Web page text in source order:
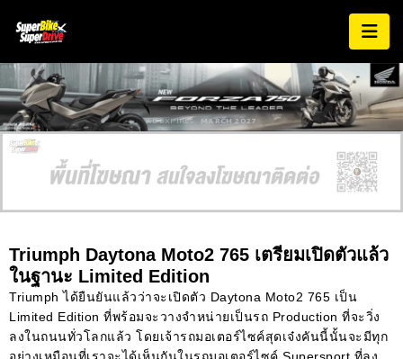
AD EXPIRES: MARCH 2027
Triumph Daytona Moto2 765 เตรียมเปิดตัวแล้ว
ในฐานะ Limited Edition
Triumph ได้ยืนยันแล้วว่าจะเปิดตัว Daytona Moto2 765 เป็น
Limited Edition ที่พร้อมจะวางจำหน่ายเป็นรถ Production ที่จะวิ่ง
ลงในถนนทั่วโลกแล้ว โดยเจ้ารถมอเตอร์ไซค์สุดเจ๋งคันนี้นั้นจะมีทุก